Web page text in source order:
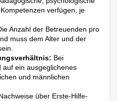
verfügen, je
Anzahl der Betreuenden pro
muss dem Alter und der
Bei
ein ausgeglichenes
und männlichen
über Erste-Hilfe-